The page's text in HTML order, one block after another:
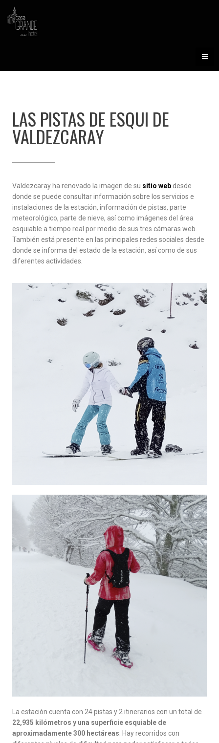
LAS PISTAS DE ESQUI DE
VALDEZCARAY
Valdezcaray ha renovado la imagen de su sitio web desde
donde se puede consultar información sobre los servicios e
instalaciones de la estación, información de pistas, parte
meteorológico, parte de nieve, así como imágenes del área
esquiable a tiempo real por medio de sus tres cámaras web.
También está presente en las principales redes sociales desde
donde se informa del estado de la estación, así como de sus
diferentes actividades.
La estación cuenta con 24 pistas y 2 itinerarios con un total de
22,935 kilómetros y una superficie esquiable de
aproximadamente 300 hectáreas . Hay recorridos con